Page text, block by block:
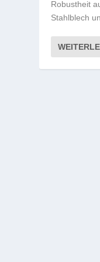
Robustheit
Stahlblech